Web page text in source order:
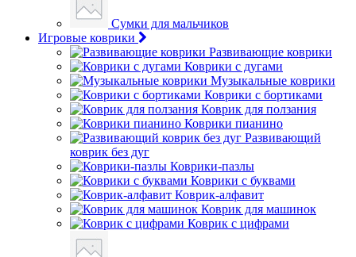
Сумки для мальчиков
Игровые коврики
Развивающие коврики
Коврики с дугами
Музыкальные коврики
Коврики с бортиками
Коврик для ползания
Коврики пианино
Развивающий
коврик без дуг
Коврики-пазлы
Коврики с буквами
Коврик-алфавит
Коврик для машинок
Коврик с цифрами